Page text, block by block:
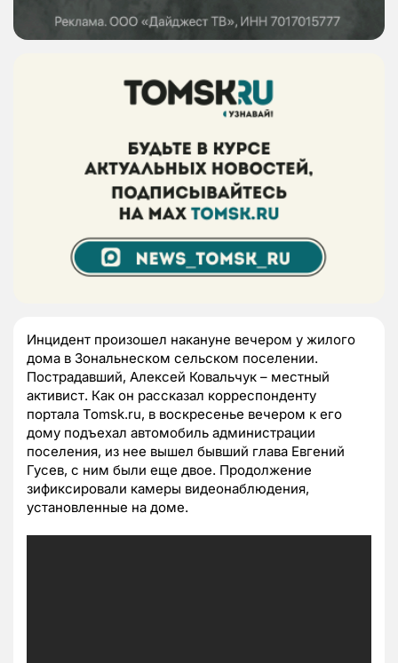
Инцидент произошел накануне вечером у жилого
дома в Зональнеском сельском поселении.
Пострадавший, Алексей Ковальчук – местный
активист. Как он рассказал корреспонденту
портала Tomsk.ru, в воскресенье вечером к его
дому подъехал автомобиль администрации
поселения, из нее вышел бывший глава Евгений
Гусев, с ним были еще двое. Продолжение
зификсировали камеры видеонаблюдения,
установленные на доме.